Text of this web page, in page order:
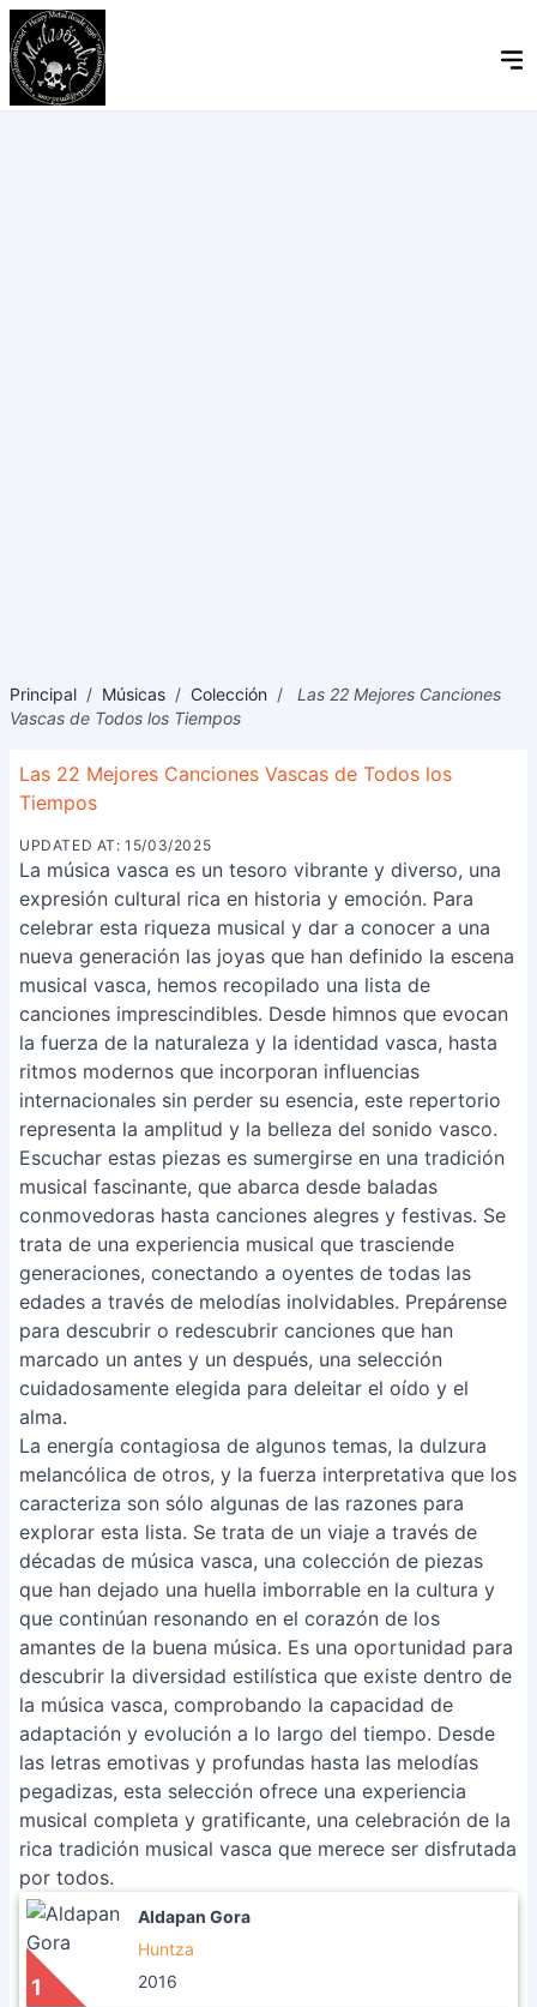
Principal / Músicas / Colección /
Las 22 Mejores Canciones
Vascas de Todos los Tiempos
Las 22 Mejores Canciones Vascas de Todos los
Tiempos
UPDATED AT: 15/03/2025
La música vasca es un tesoro vibrante y diverso, una
expresión cultural rica en historia y emoción. Para
celebrar esta riqueza musical y dar a conocer a una
nueva generación las joyas que han definido la escena
musical vasca, hemos recopilado una lista de
canciones imprescindibles. Desde himnos que evocan
la fuerza de la naturaleza y la identidad vasca, hasta
ritmos modernos que incorporan influencias
internacionales sin perder su esencia, este repertorio
representa la amplitud y la belleza del sonido vasco.
Escuchar estas piezas es sumergirse en una tradición
musical fascinante, que abarca desde baladas
conmovedoras hasta canciones alegres y festivas. Se
trata de una experiencia musical que trasciende
generaciones, conectando a oyentes de todas las
edades a través de melodías inolvidables. Prepárense
para descubrir o redescubrir canciones que han
marcado un antes y un después, una selección
cuidadosamente elegida para deleitar el oído y el
alma.
La energía contagiosa de algunos temas, la dulzura
melancólica de otros, y la fuerza interpretativa que los
caracteriza son sólo algunas de las razones para
explorar esta lista. Se trata de un viaje a través de
décadas de música vasca, una colección de piezas
que han dejado una huella imborrable en la cultura y
que continúan resonando en el corazón de los
amantes de la buena música. Es una oportunidad para
descubrir la diversidad estilística que existe dentro de
la música vasca, comprobando la capacidad de
adaptación y evolución a lo largo del tiempo. Desde
las letras emotivas y profundas hasta las melodías
pegadizas, esta selección ofrece una experiencia
musical completa y gratificante, una celebración de la
rica tradición musical vasca que merece ser disfrutada
por todos.
1
Aldapan Gora
Huntza
2016